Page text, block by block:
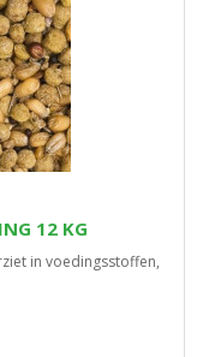
12 KG
in voedingsstoffen,